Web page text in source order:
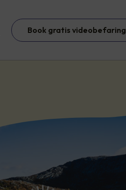
Book gratis videobefaring